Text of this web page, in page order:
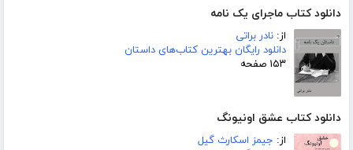
دانلود کتاب ماجرای یک نامه
از: نادر براتی
دانلود رایگان بهترین کتاب‌های داستان
۱۵۳ صفحه
دانلود کتاب عشق اونیونگ
از: جیمز اسکارث گیل